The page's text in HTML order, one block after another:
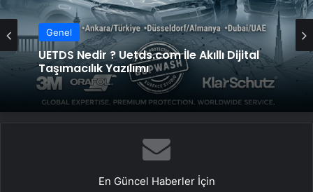
Genel
UETDS Nedir ? Uetds.com İle Akıllı Dijital
Taşımacılık Yazılımı
Genel
Kompresör Kafası Değişimi mi Yeni
Sistem mi? İşletmeniz İçin En İyi Karar
En Güncel Haberler İçin